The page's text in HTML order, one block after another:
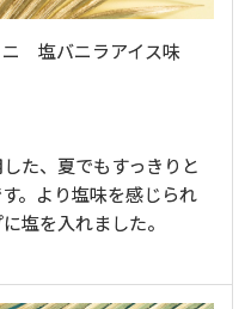
ニ 塩バニラアイス味
た、夏でもすっきりと
。より塩味を感じられ
塩を入れました。